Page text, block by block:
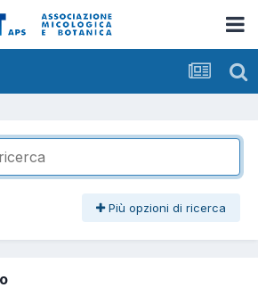
Più opzioni di ricerca